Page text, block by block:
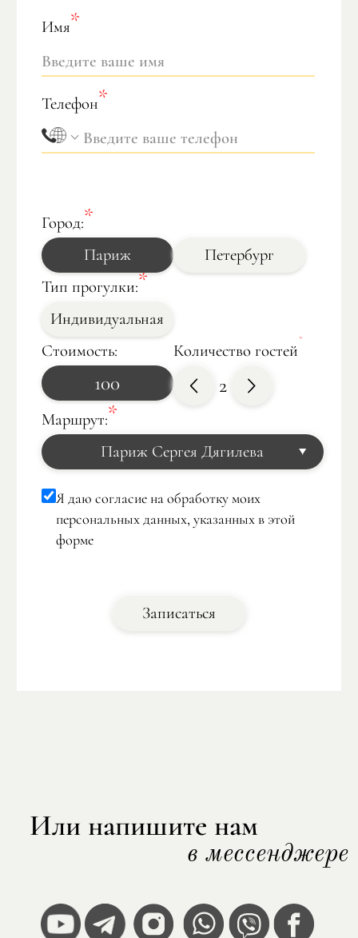
Имя
Телефон
Город:
Париж
Петербург
Тип прогулки:
Индивидуальная
Стоимость:
100
Количество гостей
2
Маршрут:
Париж Сергея Дягилева
Атлантида
Другое Возрождение: квартал Марэ
Фотограф в Париже
Париж Наполеона
Монмартр
ДНК Парижа: от Античности до
Средневековья
Я даю согласие на обработку моих
персональных данных, указанных в этой
форме
Записаться
Или напишите нам
в мессенджере